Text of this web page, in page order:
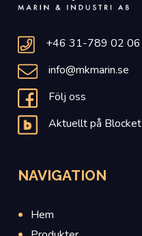
+46 31-789 02 06
info@mkmarin.se
Följ oss
Aktuellt på Blocket
NAVIGATION
Hem